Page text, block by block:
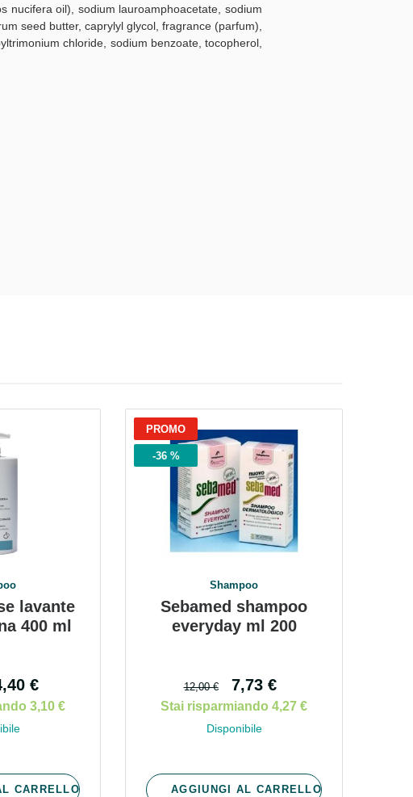
nucifera oil), sodium lauroamphoacetate, sodium
seed butter, caprylyl glycol, fragrance (parfum),
chloride, sodium benzoate, tocopherol,
lavante
400 ml
€
3,10 €
CARRELLO
PROMO
-36 %
Shampoo
Sebamed shampoo
everyday ml 200
12,00 € 7,73 €
Stai risparmiando 4,27 €
Disponibile
AGGIUNGI AL CARRELLO